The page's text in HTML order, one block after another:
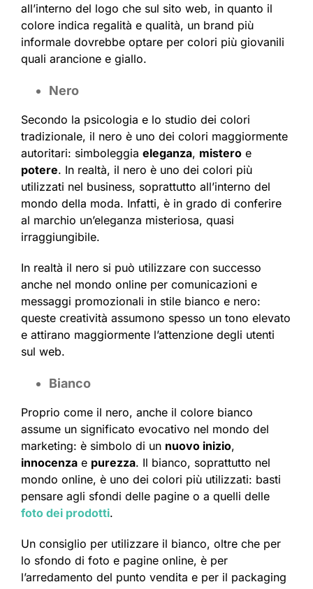
all’interno del logo che sul sito web, in quanto il
colore indica regalità e qualità, un brand più
informale dovrebbe optare per colori più giovanili
quali arancione e giallo.
Nero
Secondo la psicologia e lo studio dei colori
tradizionale, il nero è uno dei colori maggiormente
autoritari: simboleggia eleganza, mistero e
potere. In realtà, il nero è uno dei colori più
utilizzati nel business, soprattutto all’interno del
mondo della moda. Infatti, è in grado di conferire
al marchio un’eleganza misteriosa, quasi
irraggiungibile.
In realtà il nero si può utilizzare con successo
anche nel mondo online per comunicazioni e
messaggi promozionali in stile bianco e nero:
queste creatività assumono spesso un tono elevato
e attirano maggiormente l’attenzione degli utenti
sul web.
Bianco
Proprio come il nero, anche il colore bianco
assume un significato evocativo nel mondo del
marketing: è simbolo di un nuovo inizio,
innocenza e purezza. Il bianco, soprattutto nel
mondo online, è uno dei colori più utilizzati: basti
pensare agli sfondi delle pagine o a quelli delle
foto dei prodotti.
Un consiglio per utilizzare il bianco, oltre che per
lo sfondo di foto e pagine online, è per
l’arredamento del punto vendita e per il packaging